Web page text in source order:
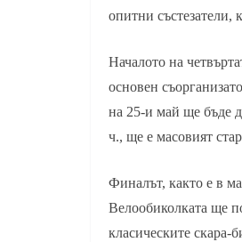
опитни състезатели,
Началото на
основен
на 25-и май ще бъде
ч., ще е масовият
Финалът, както е в
Велообиколката ще
класическите